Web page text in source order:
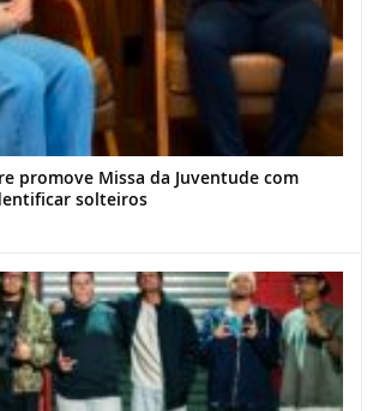
promove Missa da Juventude com
solteiros